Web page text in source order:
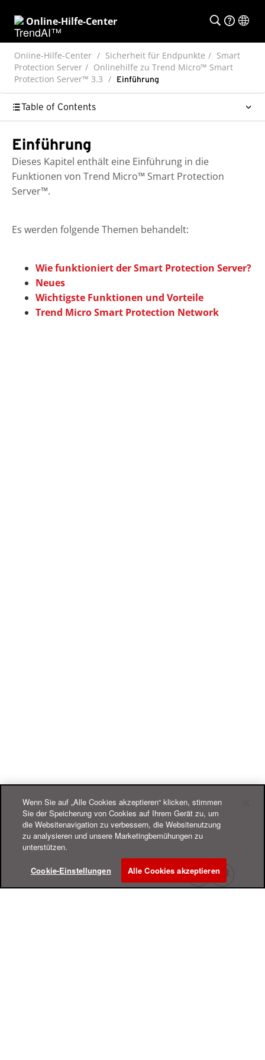
Online-Hilfe-Center
Online-Hilfe-Center Sicherheit für Endpunkte
Smart
Protection Server
Onlinehilfe zu Trend Micro™ Smart
Protection Server™ 3.3
Einführung
Table of Contents
Einführung
Dieses Kapitel enthält eine Einführung in die
Funktionen von Trend Micro™ Smart Protection
Server™.
Es werden folgende Themen behandelt:
Wie funktioniert der Smart Protection Server?
Neues
Wichtigste Funktionen und Vorteile
Trend Micro Smart Protection Network
Wenn Sie auf „Alle Cookies akzeptieren“ klicken, stimmen
Sie der Speicherung von Cookies auf Ihrem Gerät zu, um
die Websitenavigation zu verbessern, die Websitenutzung
zu analysieren und unsere Marketingbemühungen zu
unterstützen.
Cookie-Einstellungen Alle Cookies akzeptieren